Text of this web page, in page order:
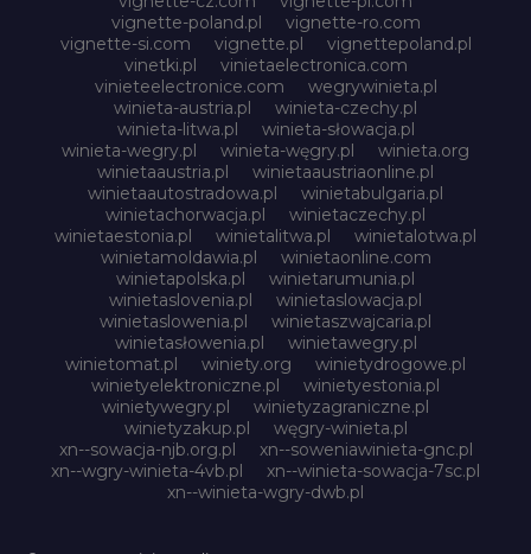
vignette-poland.pl
vignette-ro.com
vignette-si.com
vignette.pl
vignettepoland.pl
vinetki.pl
vinietaelectronica.com
vinieteelectronice.com
wegrywinieta.pl
winieta-austria.pl
winieta-czechy.pl
winieta-litwa.pl
winieta-słowacja.pl
winieta-wegry.pl
winieta-węgry.pl
winieta.org
winietaaustria.pl
winietaaustriaonline.pl
winietaautostradowa.pl
winietabulgaria.pl
winietachorwacja.pl
winietaczechy.pl
winietaestonia.pl
winietalitwa.pl
winietalotwa.pl
winietamoldawia.pl
winietaonline.com
winietapolska.pl
winietarumunia.pl
winietaslovenia.pl
winietaslowacja.pl
winietaslowenia.pl
winietaszwajcaria.pl
winietasłowenia.pl
winietawegry.pl
winietomat.pl
winiety.org
winietydrogowe.pl
winietyelektroniczne.pl
winietyestonia.pl
winietywegry.pl
winietyzagraniczne.pl
winietyzakup.pl
węgry-winieta.pl
xn--sowacja-njb.org.pl
xn--soweniawinieta-gnc.pl
xn--wgry-winieta-4vb.pl
xn--winieta-sowacja-7sc.pl
xn--winieta-wgry-dwb.pl